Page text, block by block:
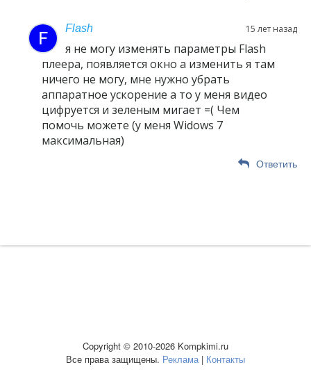
Flash 15 лет назад
я не могу изменять параметры Flash
плеера, появляется окно а изменить я там
ничего не могу, мне нужно убрать
аппаратное ускорение а то у меня видео
цифруется и зеленым мигает =( Чем
помочь можете (у меня Widows 7
максимальная)
Ответить
Copyright © 2010-2026 Kompkimi.ru
Все права защищены. Реклама| Контакты